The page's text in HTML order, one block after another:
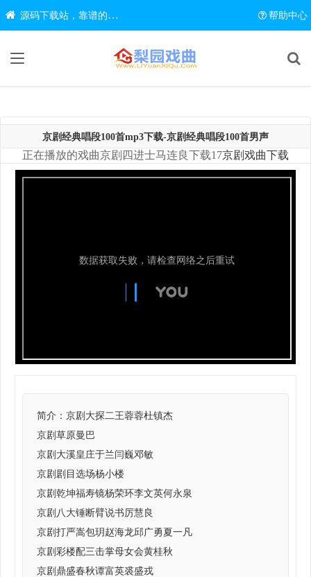
源码下载站，靠谱的源码在线下载网站 帮助中心
京剧经典唱段100首mp3下载-京剧经典唱段100首男声
正在播放的戏曲京剧四进士马连良下载17京剧戏曲下载
简介： 京剧大探二王蓉蓉杜镇杰
京剧草原曼巴
京剧大溪皇庄于兰闫巍邓敏
京剧剧目选场杨小楼
京剧乾坤福寿镜杨荣环李文英何永泉
京剧八大锤断臂说书厉慧良
京剧打严嵩包玥赵海龙邱广勇夏一凡
京剧彩楼配三击掌母女会黄桂秋
京剧鼎盛春秋谭富英裘盛戎